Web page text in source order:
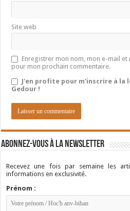
Site web
Enregistrer mon nom, mon e-mail
pour mon prochain commentaire.
J'en profite pour m'inscrire à
Gedour !
Abonnez-vous à la newsletter
Recevez une fois par semaine les
informations en exclusivité.
Prénom :